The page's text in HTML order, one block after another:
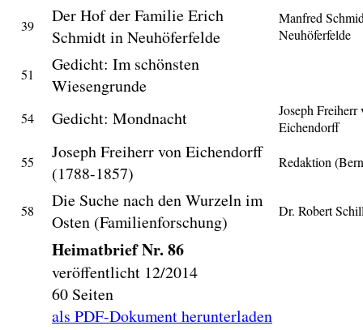
39
Der Hof der Familie Erich
Schmidt in Neuhöferfelde
Manfred
Neuhöferfelde
51
Gedicht: Im schönsten
Wiesengrunde
54 Gedicht: Mondnacht
Joseph Freiherr
Eichendorff
55
Joseph Freiherr von Eichendorff
(1788-1857)
Redaktion
58
Die Suche nach den Wurzeln im
Osten (Familienforschung)
Dr. Robert
Heimatbrief Nr. 86
veröffentlicht 12/2014
60 Seiten
als PDF-Dokument herunterladen